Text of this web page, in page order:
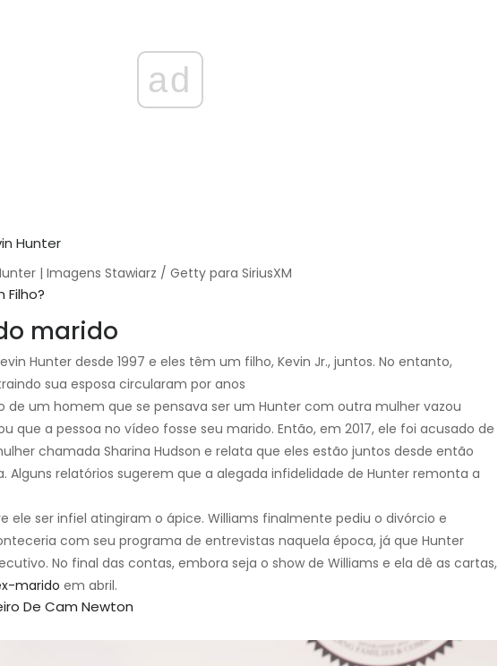
ad
| Imagens Stawiarz / Getty para SiriusXM
Filho?
marido
Hunter desde 1997 e eles têm um filho, Kevin Jr., juntos. No entanto,
sua esposa circularam por anos
de um homem que se pensava ser um Hunter com outra mulher vazou
que a pessoa no vídeo fosse seu marido. Então, em 2017, ele foi acusado de
chamada Sharina Hudson e relata que eles estão juntos desde então
Alguns relatórios sugerem que a alegada infidelidade de Hunter remonta a
ele ser infiel atingiram o ápice. Williams finalmente pediu o divórcio e
com seu programa de entrevistas naquela época, já que Hunter
No final das contas, embora seja o show de Williams e ela dê as cartas,
marido em abril.
De Cam Newton